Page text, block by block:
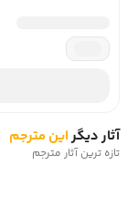
آثار دیگراین مترجم
تازه ترین آثار مترجم